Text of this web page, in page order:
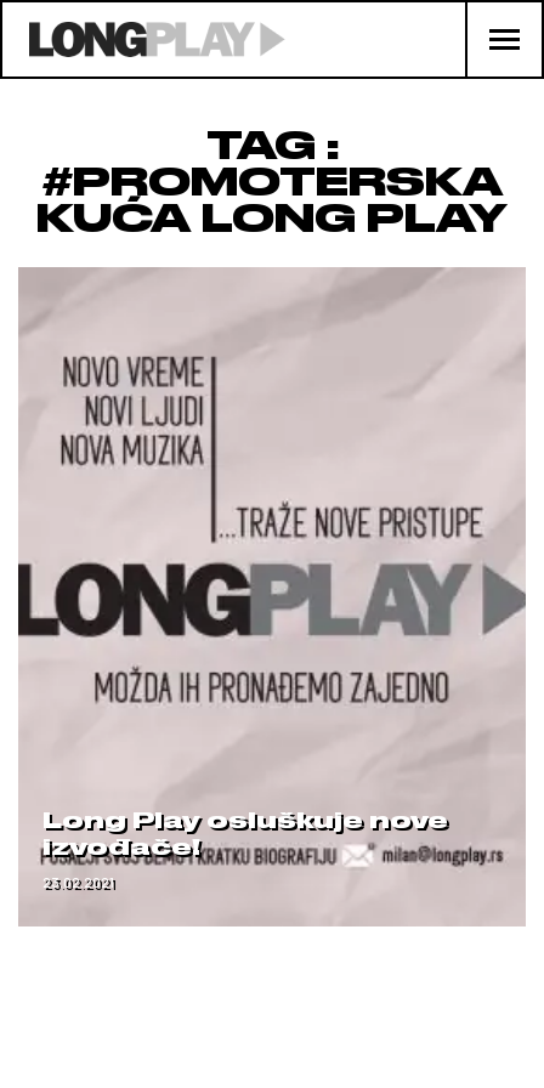
TAG :
#PROMOTERSKA
KUĆA LONG PLAY
Long Play osluškuje nove
izvođače!
23.02.2021